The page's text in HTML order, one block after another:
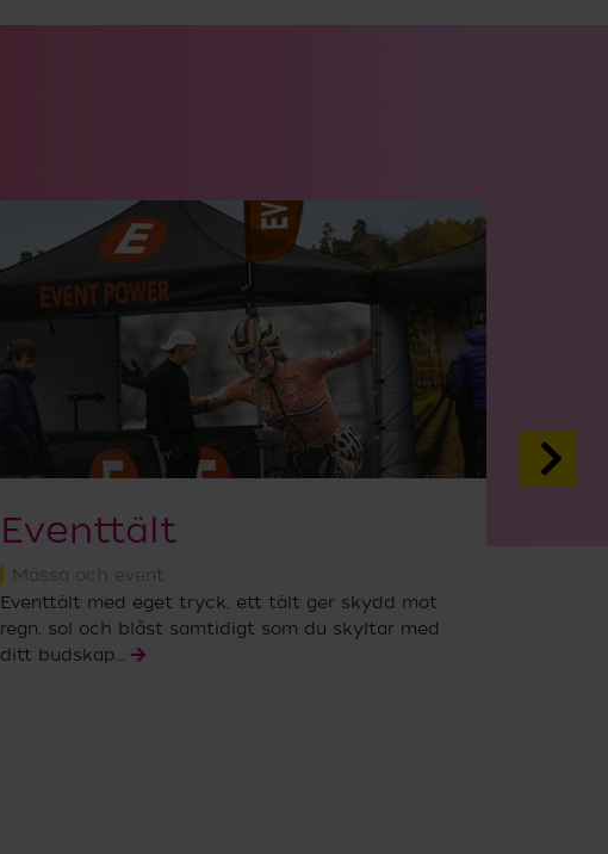
Eventtält
Mässa och event
Eventtält med eget tryck, ett tält ger skydd mot
regn, sol och blåst samtidigt som du skyltar med
ditt budskap...